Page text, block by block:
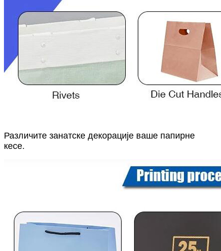
Различите занатске декорације ваше папирне
кесе.